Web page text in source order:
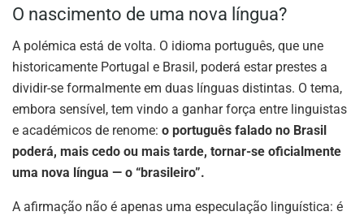
O nascimento de uma nova língua?
A polémica está de volta. O idioma português, que une
historicamente Portugal e Brasil, poderá estar prestes a
dividir-se formalmente em duas línguas distintas. O tema,
embora sensível, tem vindo a ganhar força entre linguistas
e académicos de renome: o português falado no Brasil
poderá, mais cedo ou mais tarde, tornar-se oficialmente
uma nova língua — o “brasileiro”.
A afirmação não é apenas uma especulação linguística: é